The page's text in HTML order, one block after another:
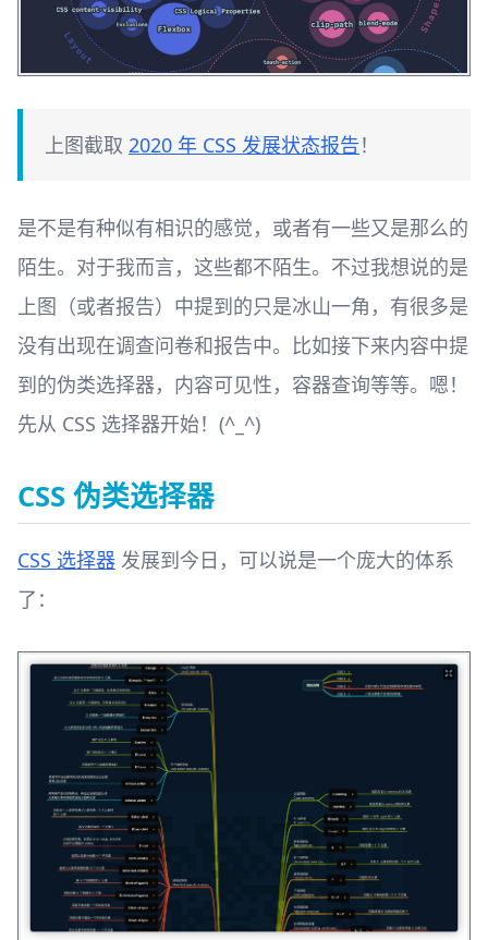
上图截取 2020 年 CSS 发展状态报告！
是不是有种似有相识的感觉，或者有一些又是那么的
陌生。对于我而言，这些都不陌生。不过我想说的是
上图（或者报告）中提到的只是冰山一角，有很多是
没有出现在调查问卷和报告中。比如接下来内容中提
到的伪类选择器，内容可见性，容器查询等等。 ​ 嗯！
先从 CSS 选择器开始！(^_^)
CSS 伪类选择器
CSS 选择器 发展到今日，可以说是一个庞大的体系
了：